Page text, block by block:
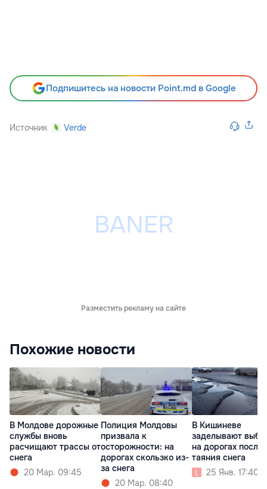
Подпишитесь на новости Point.md в Google
Источник Verde
Разместить рекламу на сайте
Похожие новости
В Молдове дорожные
службы вновь
расчищают трассы от
снега
20 Мар. 09:45
Полиция Молдовы
призвала к
осторожности: на
дорогах скользко из-
за снега
20 Мар. 08:40
В Кишиневе
заделывают
на дорогах после
таяния снега
25 Янв. 17:40